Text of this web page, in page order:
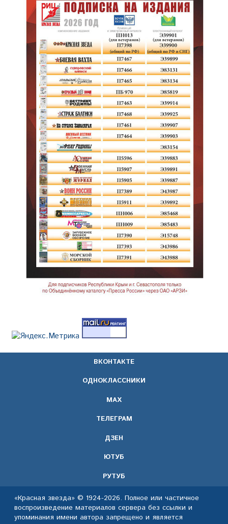
ВКОНТАКТЕ
ОДНОКЛАССНИКИ
МАХ
ТЕЛЕГРАМ
ДЗЕН
ЮТУБ
РУТУБ
«Красная звезда» © 1924-2026. Полное или частичное
воспроизведение материалов сервера без ссылки и
упоминания имени автора запрещено и является